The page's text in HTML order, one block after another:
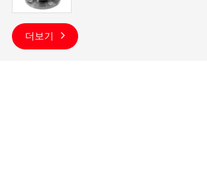
더보기